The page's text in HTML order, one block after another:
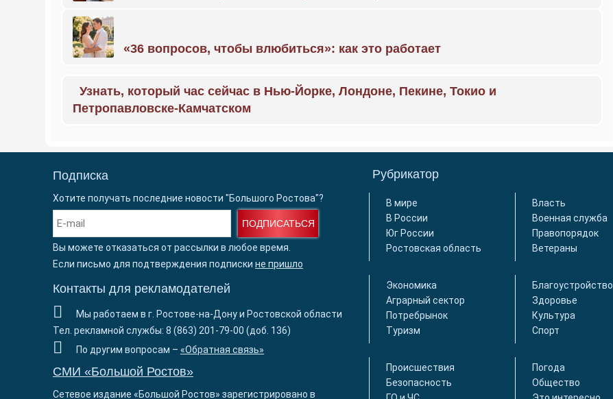
«36 вопросов, чтобы влюбиться»: как это работает
Узнать, который час сейчас в Нью-Йорке, Лондоне, Пекине, Токио и
Петропавловске-Камчатском
Подписка
Хотите получать последние новости "Большого Ростова"?
ПОДПИСАТЬСЯ
Вы можете отказаться от рассылки в любое время.
Если письмо для подтверждения подписки не пришло
Контакты для рекламодателей
Мы работаем в г. Ростове-на-Дону и Ростовской области
Тел. рекламной службы: 8 (863) 201-79-00 (доб. 136)
По другим вопросам – «Обратная связь»
СМИ «Большой Ростов»
Сетевое издание «Большой Ростов» зарегистрировано в
Рубрикатор
В мире
В России
Юг России
Ростовская область
Власть
Военная служба
Правопорядок
Ветераны
Экономика
Аграрный сектор
Потребрынок
Туризм
Благоустройство
Здоровье
Культура
Спорт
Происшествия
Безопасность
Погода
Общество